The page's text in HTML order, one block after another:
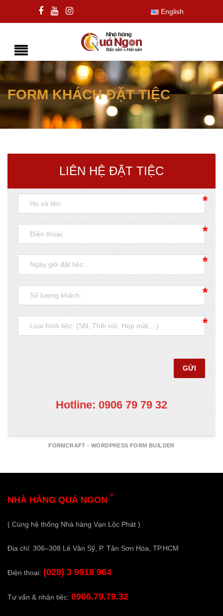
English
FORM KHÁCH ĐẶT TIỆC
LIÊN HỆ ĐẶT TIỆC
GỬI
Hotline: 0906 79 79 32
FORMCRAFT - WORDPRESS FORM BUILDER
NHÀ HÀNG QUÁ NGON ®
( Cùng hệ thống Nhà hàng Vạn Lộc Phát )
Địa chỉ: 306–308 Lê Văn Sỹ, P. Tân Sơn Hòa, TP.HCM
Điện thoại: (028) 3 9918 964
Tư vấn & nhận tiệc: 0906.79.79.32